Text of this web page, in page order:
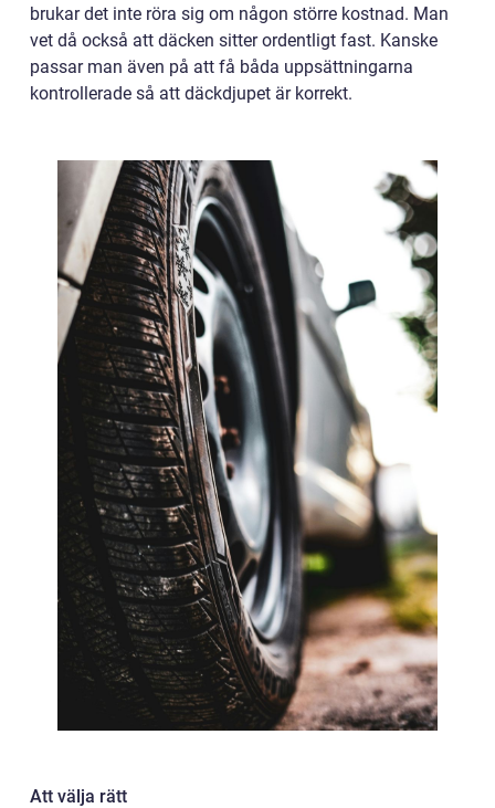
brukar det inte röra sig om någon större kostnad. Man
vet då också att däcken sitter ordentligt fast. Kanske
passar man även på att få båda uppsättningarna
kontrollerade så att däckdjupet är korrekt.
Att välja rätt